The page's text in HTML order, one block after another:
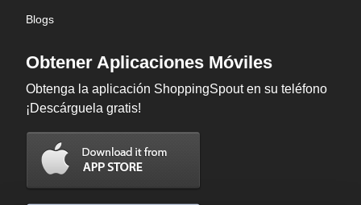
Blogs
Obtener Aplicaciones Móviles
Obtenga la aplicación ShoppingSpout en su teléfono
¡Descárguela gratis!